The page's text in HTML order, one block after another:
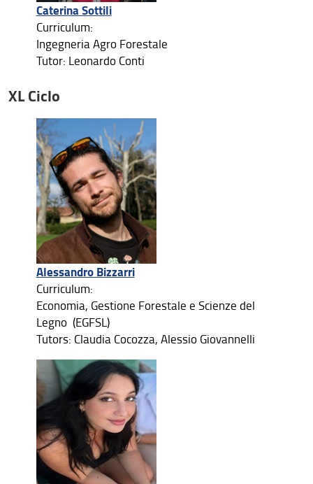
Caterina Sottili
Curriculum:
Ingegneria Agro Forestale
Tutor: Leonardo Conti
XL Ciclo
Alessandro Bizzarri
Curriculum:
Economia, Gestione Forestale e Scienze del
Legno (EGFSL)
Tutors: Claudia Cocozza, Alessio Giovannelli